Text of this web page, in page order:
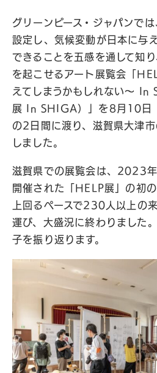
グリーンピース・ジャパンで
設定し、気候変動が日本に与
できることを五感を通して知
を起こせるアート展覧会「
えてしまうかもしれない〜
展 In SHIGA）」を8月10日
の2日間に渡り、滋賀県大津
しました。
滋賀県での展覧会は、2023
開催された「HELP展」の初
上回るペースで230人以上の
運び、大盛況に終わりました
子を振り返ります。